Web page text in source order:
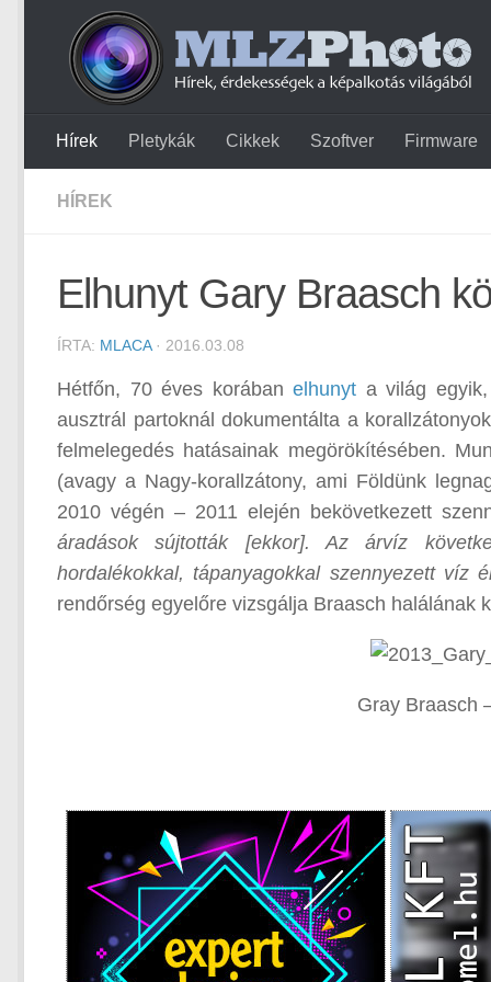
Hírek Pletykák Cikkek Szoftver Firmware
HÍREK
Elhunyt Gary Braasch
ÍRTA: MLACA· 2016.03.08
Hétfőn, 70 éves korában elhunyt a világ
ausztrál partoknál dokumentálta a
felmelegedés hatásainak megörökítésében.
(avagy a Nagy-korallzátony, ami Földünk
2010 végén – 2011 elején bekövetkezett
áradások sújtották [ekkor]. Az árvíz
hordalékokkal, tápanyagokkal szennyezett víz
rendőrség egyelőre vizsgálja Braasch halálának
Gray Braasch